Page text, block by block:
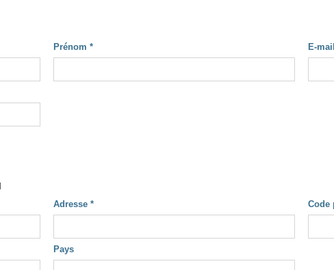
Prénom * E-
Adresse * Code
Pays